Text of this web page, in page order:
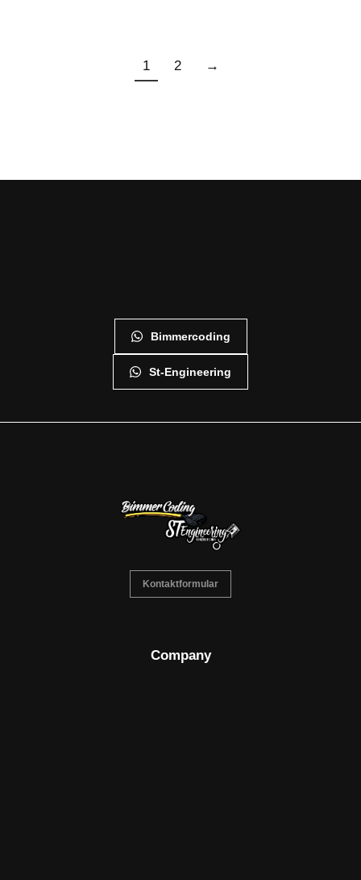
1 2 →
Bimmercoding
St-Engineering
Kontaktformular
Company